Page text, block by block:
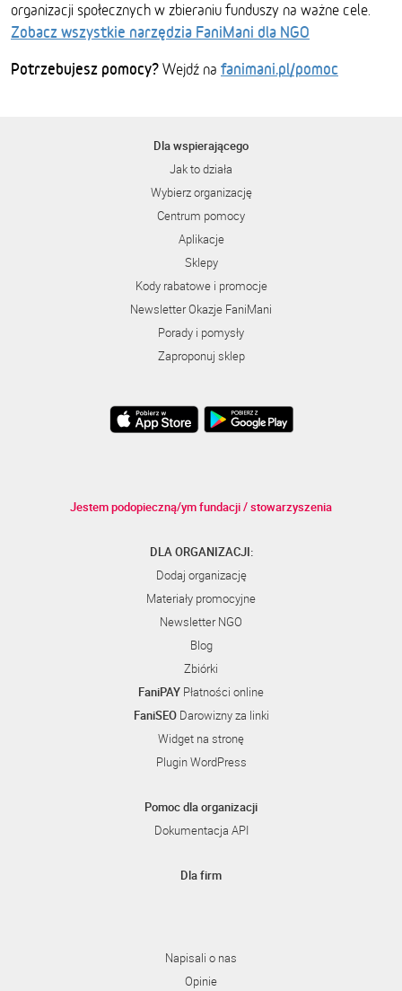
organizacji społecznych w zbieraniu funduszy na ważne cele.
Zobacz wszystkie narzędzia FaniMani dla NGO
Potrzebujesz pomocy? Wejdź na fanimani.pl/pomoc
Dla wspierającego
Jak to działa
Wybierz organizację
Centrum pomocy
Aplikacje
Sklepy
Kody rabatowe i promocje
Newsletter Okazje FaniMani
Porady i pomysły
Zaproponuj sklep
Jestem podopieczną/ym fundacji / stowarzyszenia
DLA ORGANIZACJI:
Dodaj organizację
Materiały promocyjne
Newsletter NGO
Blog
Zbiórki
FaniPAY Płatności online
FaniSEODarowizny za linki
Widget na stronę
Plugin WordPress
Pomoc dla organizacji
Dokumentacja API
Dla firm
Napisali o nas
Opinie